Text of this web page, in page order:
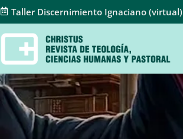
Taller Discernimiento Ignaciano (virtual)